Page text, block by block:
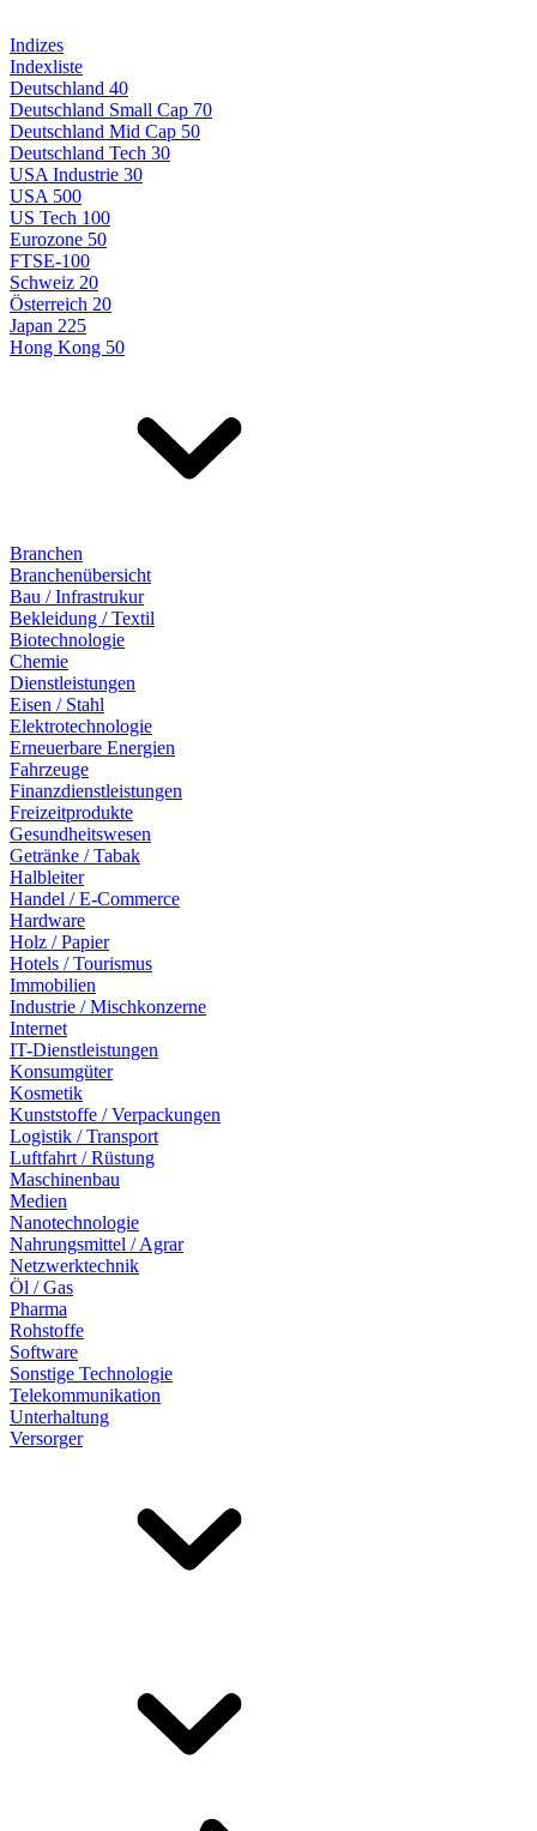
Indizes
Indexliste
Deutschland 40
Deutschland Small Cap 70
Deutschland Mid Cap 50
Deutschland Tech 30
USA Industrie 30
USA 500
US Tech 100
Eurozone 50
FTSE-100
Schweiz 20
Österreich 20
Japan 225
Hong Kong 50
Branchen
Branchenübersicht
Bau / Infrastrukur
Bekleidung / Textil
Biotechnologie
Chemie
Dienstleistungen
Eisen / Stahl
Elektrotechnologie
Erneuerbare Energien
Fahrzeuge
Finanzdienstleistungen
Freizeitprodukte
Gesundheitswesen
Getränke / Tabak
Halbleiter
Handel / E-Commerce
Hardware
Holz / Papier
Hotels / Tourismus
Immobilien
Industrie / Mischkonzerne
Internet
IT-Dienstleistungen
Konsumgüter
Kosmetik
Kunststoffe / Verpackungen
Logistik / Transport
Luftfahrt / Rüstung
Maschinenbau
Medien
Nanotechnologie
Nahrungsmittel / Agrar
Netzwerktechnik
Öl / Gas
Pharma
Rohstoffe
Software
Sonstige Technologie
Telekommunikation
Unterhaltung
Versorger